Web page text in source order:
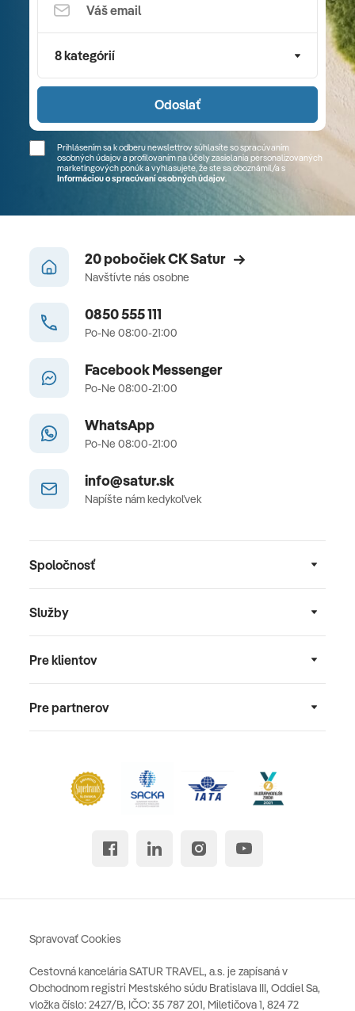
8 kategórií
Odoslať
Prihlásením sa k odberu newslettrov súhlasíte so spracúvaním
osobných údajov a profilovaním na účely zasielania personalizovaných
marketingových ponúk a vyhlasujete, že ste sa oboznámil/a s
Informáciou o spracúvaní osobných údajov.
20 pobočiek CK Satur
Navštívte nás osobne
0850 555 111
Po-Ne 08:00-21:00
Facebook Messenger
Po-Ne 08:00-21:00
WhatsApp
Po-Ne 08:00-21:00
info@satur.sk
Napíšte nám kedykoľvek
Spoločnosť
Služby
Pre klientov
Pre partnerov
Cestovná kancelária SATUR TRAVEL, a.s. je zapísaná v
Obchodnom registri Mestského súdu Bratislava III, Oddiel Sa,
vložka číslo: 2427/B, IČO: 35 787 201, Miletičova 1, 824 72
Spravovať Cookies